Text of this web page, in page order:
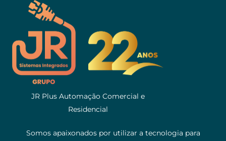
JR Plus Automação Comercial e
Residencial
Somos apaixonados por utilizar a tecnologia para